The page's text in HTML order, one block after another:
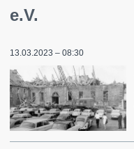
e.V.
13.03.2023 – 08:30